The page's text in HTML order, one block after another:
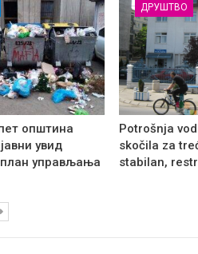
општина
увид
управљања
ДРУШТВО
Potrošnja
skočila za
stabilan,